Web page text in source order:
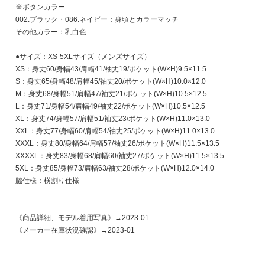
※ボタンカラー
002.ブラック・086.ネイビー：身頃とカラーマッチ
その他カラー：乳白色
●サイズ：XS-5XLサイズ（メンズサイズ）
XS：身丈60/身幅43/肩幅41/袖丈19/ポケット(W×H)9.5×11.5
S：身丈65/身幅48/肩幅45/袖丈20/ポケット(W×H)10.0×12.0
M：身丈68/身幅51/肩幅47/袖丈21/ポケット(W×H)10.5×12.5
L：身丈71/身幅54/肩幅49/袖丈22/ポケット(W×H)10.5×12.5
XL：身丈74/身幅57/肩幅51/袖丈23/ポケット(W×H)11.0×13.0
XXL：身丈77/身幅60/肩幅54/袖丈25/ポケット(W×H)11.0×13.0
XXXL：身丈80/身幅64/肩幅57/袖丈26/ポケット(W×H)11.5×13.5
XXXXL：身丈83/身幅68/肩幅60/袖丈27/ポケット(W×H)11.5×13.5
5XL：身丈85/身幅73/肩幅63/袖丈28/ポケット(W×H)12.0×14.0
脇仕様：横割り仕様
《商品詳細、モデル着用写真》→2023-01
《メーカー在庫状況確認》→2023-01